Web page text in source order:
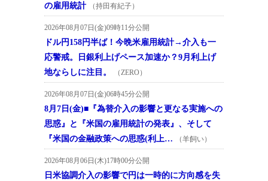
の雇用統計
（持田有紀子）
2026年08月07日(金)09時11分公開
ドル円158円半ば！今晩米雇用統計→介入も一
応警戒。日銀利上げペース加速か？9月利上げ
地ならしに注目。
（ZERO）
2026年08月07日(金)06時45分公開
8月7日(金)■『為替介入の影響と更なる実施への
思惑』と『米国の雇用統計の発表』、そして
『米国の金融政策への思惑(利上…
（羊飼い）
2026年08月06日(木)17時00分公開
日米協調介入の影響で円は一時的に方向感を失